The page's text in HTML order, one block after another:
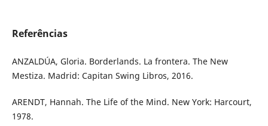
Referências
ANZALDÚA, Gloria. Borderlands. La frontera. The New
Mestiza. Madrid: Capitan Swing Libros, 2016.
ARENDT, Hannah. The Life of the Mind. New York: Harcourt,
1978.